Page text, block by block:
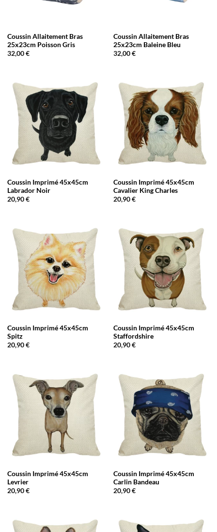
Coussin Allaitement Bras
25x23cm Poisson Gris
32,00€
Coussin Allaitement Bras
25x23cm Baleine Bleu
32,00€
Coussin Imprimé 45x45cm
Labrador Noir
20,90€
Coussin Imprimé 45x45cm
Cavalier King Charles
20,90€
Coussin Imprimé 45x45cm
Spitz
20,90€
Coussin Imprimé 45x45cm
Staffordshire
20,90€
Coussin Imprimé 45x45cm
Levrier
20,90€
Coussin Imprimé 45x45cm
Carlin Bandeau
20,90€